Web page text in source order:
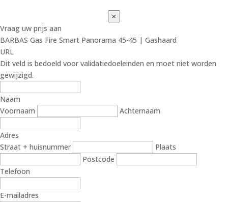
×
Vraag uw prijs aan
BARBAS Gas Fire Smart Panorama 45-45 | Gashaard
URL
Dit veld is bedoeld voor validatiedoeleinden en moet niet worden
gewijzigd.
Naam
Voornaam
Achternaam
Adres
Straat + huisnummer
Plaats
Postcode
Telefoon
E-mailadres